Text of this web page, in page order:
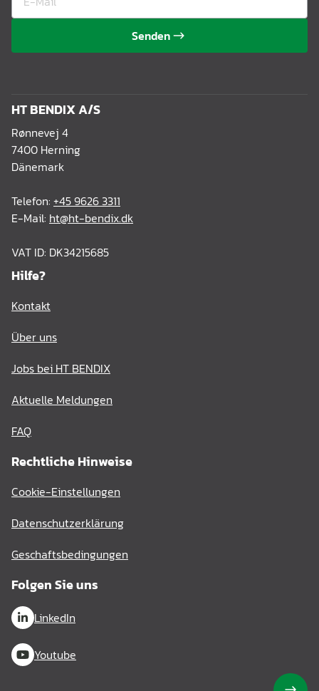
Senden
HT BENDIX A/S
Rønnevej 4
7400 Herning
Dänemark
Telefon: +45 9626 3311
E-Mail: ht@ht-bendix.dk
VAT ID: DK34215685
Hilfe?
Kontakt
Über uns
Jobs bei HT BENDIX
Aktuelle Meldungen
FAQ
Rechtliche Hinweise
Cookie-Einstellungen
Datenschutzerklärung
Geschaftsbedingungen
Folgen Sie uns
LinkedIn
Youtube